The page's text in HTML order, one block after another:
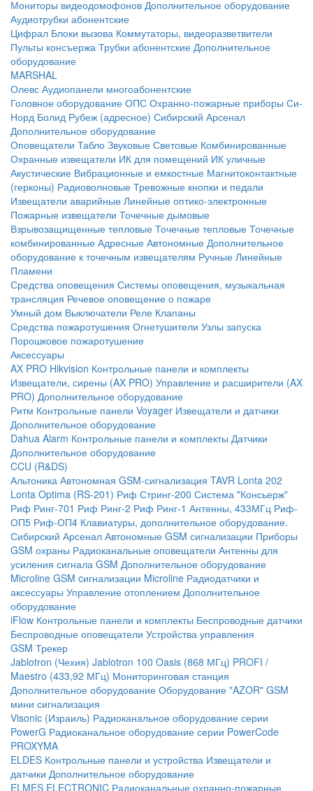
Мониторы видеодомофонов Дополнительное оборудование
Аудиотрубки абонентские
Цифрал Блоки вызова Коммутаторы, видеоразветвители
Пульты консъержа Трубки абонентские Дополнительное
оборудование
MARSHAL
Олевс Аудиопанели многоабонентские
Головное оборудование ОПС Охранно-пожарные приборы Си-
Норд Болид Рубеж (адресное) Сибирский Арсенал
Дополнительное оборудование
Оповещатели Табло Звуковые Световые Комбинированные
Охранные извещатели ИК для помещений ИК уличные
Акустические Вибрационные и емкостные Магнитоконтактные
(герконы) Радиоволновые Тревожные кнопки и педали
Извещатели аварийные Линейные оптико-электронные
Пожарные извещатели Точечные дымовые
Взрывозащищенные тепловые Точечные тепловые Точечные
комбинированные Адресные Автономные Дополнительное
оборудование к точечным извещателям Ручные Линейные
Пламени
Средства оповещения Системы оповещения, музыкальная
трансляция Речевое оповещение о пожаре
Умный дом Выключатели Реле Клапаны
Средства пожаротушения Огнетушители Узлы запуска
Порошковое пожаротушение
Аксессуары
AX PRO Hikvision Контрольные панели и комплекты
Извещатели, сирены (AX PRO) Управление и расширители (AX
PRO) Дополнительное оборудование
Ритм Контрольные панели Voyager Извещатели и датчики
Дополнительное оборудование
Dahua Alarm Контрольные панели и комплекты Датчики
Дополнительное оборудование
CCU (R&DS)
Альтоника Автономная GSM-сигнализация TAVR Lonta 202
Lonta Optima (RS-201) Риф Стринг-200 Система "Консьерж"
Риф Ринг-701 Риф Ринг-2 Риф Ринг-1 Антенны, 433МГц Риф-
ОП5 Риф-ОП4 Клавиатуры, дополнительное оборудование.
Сибирский Арсенал Автономные GSM сигнализации Приборы
GSM охраны Радиоканальные оповещатели Антенны для
усиления сигнала GSM Дополнительное оборудование
Microline GSM cигнализации Microline Радиодатчики и
аксессуары Управление отоплением Дополнительное
оборудование
iFlow Контрольные панели и комплекты Беспроводные датчики
Беспроводные оповещатели Устройства управления
GSM Трекер
Jablotron (Чехия) Jablotron 100 Oasis (868 МГц) PROFI /
Maestro (433,92 МГц) Мониторинговая станция
Дополнительное оборудование Оборудование "AZOR" GSM
мини сигнализация
Visonic (Израиль) Радиоканальное оборудование серии
PowerG Радиоканальное оборудование серии PowerCode
PROXYMA
ELDES Контрольные панели и устройства Извещатели и
датчики Дополнительное оборудование
ELMES ELECTRONIC Радиоканальные охранно-пожарные